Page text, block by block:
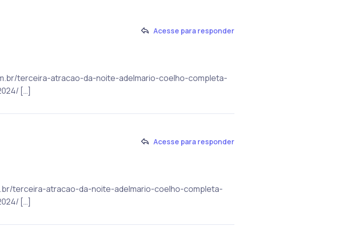
Acesse para responder
terceira-atracao-da-noite-adelmario-coelho-completa-
[…]
Acesse para responder
terceira-atracao-da-noite-adelmario-coelho-completa-
[…]